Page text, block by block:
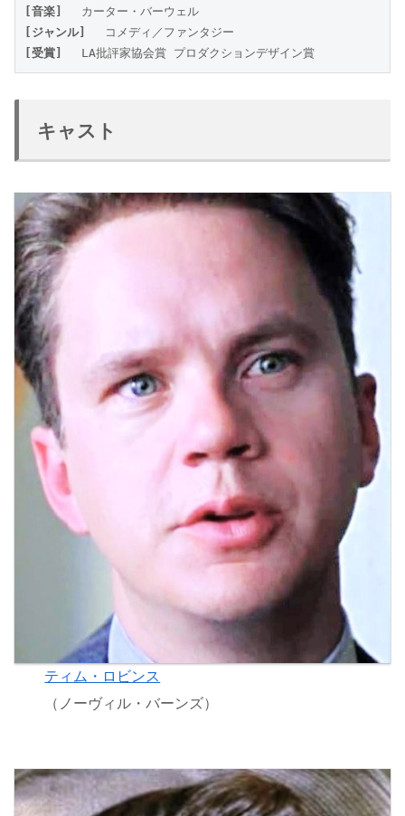
[音楽]
カーター・バーウェル
[ジャンル]
コメディ／ファンタジー
[受賞]
LA批評家協会賞 プロダクションデザイン賞
キャスト
ティム・ロビンス
（ノーヴィル・バーンズ）